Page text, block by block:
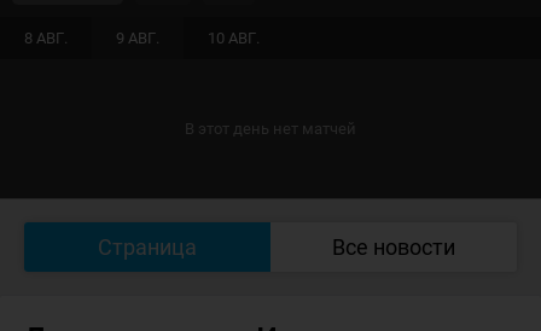
8 АВГ. 9 АВГ. 10 АВГ.
В этот день нет матчей
Страница Все новости